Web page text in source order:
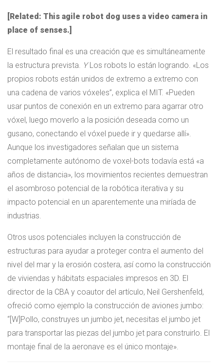
[Related: This agile robot dog uses a video camera in
place of senses.]
El resultado final es una creación que es simultáneamente
la estructura prevista. YLos robots lo están logrando. «Los
propios robots están unidos de extremo a extremo con
una cadena de varios vóxeles”, explica el MIT. «Pueden
usar puntos de conexión en un extremo para agarrar otro
vóxel, luego moverlo a la posición deseada como un
gusano, conectando el vóxel puede ir y quedarse allí».
Aunque los investigadores señalan que un sistema
completamente autónomo de voxel-bots todavía está «a
años de distancia», los movimientos recientes demuestran
el asombroso potencial de la robótica iterativa y su
impacto potencial en un aparentemente una miríada de
industrias.
Otros usos potenciales incluyen la construcción de
estructuras para ayudar a proteger contra el aumento del
nivel del mar y la erosión costera, así como la construcción
de viviendas y hábitats espaciales impresos en 3D. El
director de la CBA y coautor del artículo, Neil Gershenfeld,
ofreció como ejemplo la construcción de aviones jumbo:
“[W]Pollo, construyes un jumbo jet, necesitas el jumbo jet
para transportar las piezas del jumbo jet para construirlo. El
montaje final de la aeronave es el único montaje».